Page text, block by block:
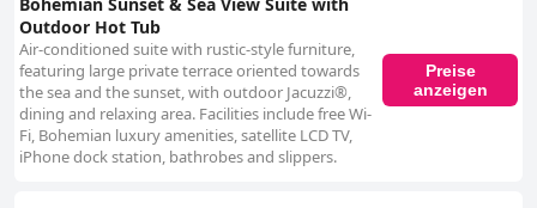
Outdoor Hot Tub
Air-conditioned suite with rustic-style furniture,
featuring large private terrace oriented towards
the sea and the sunset, with outdoor Jacuzzi®,
dining and relaxing area. Facilities include free Wi-
Fi, Bohemian luxury amenities, satellite LCD TV,
iPhone dock station, bathrobes and slippers.
Preise
anzeigen